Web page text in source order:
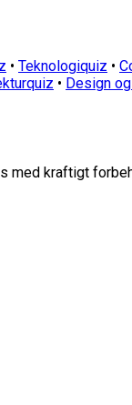
• Teknologiquiz •
• Design
kraftigt